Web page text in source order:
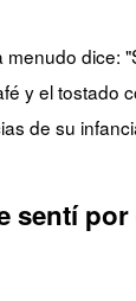
menudo dice:
y el tostado
de su
sentí por